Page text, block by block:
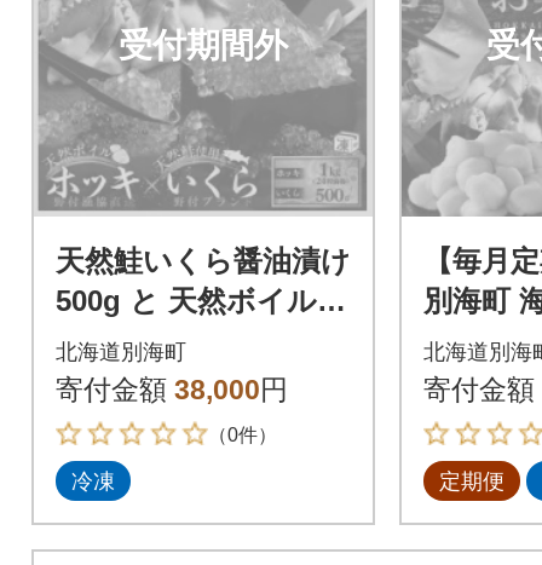
受付期間外
天然鮭いくら醤油漬け
500g と 天然ボイルホ
ッキ貝 1kg(24粒前後)
北海道別海町
寄付金額 38,000円
（0件）
冷凍
受
【毎月
別海町
セット4
くら醤
身・ほ
北海道別海
寄付金額
定期便